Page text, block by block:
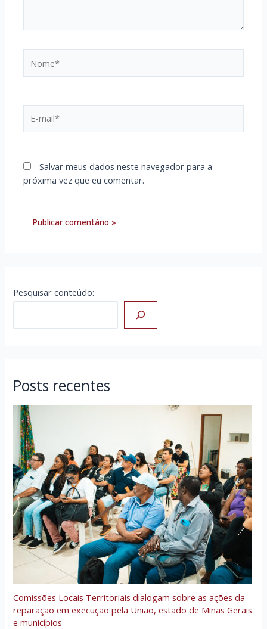
mail*
Salvar meus dados neste navegador para a
próxima vez que eu comentar.
Pesquisar conteúdo:
Posts recentes
Comissões Locais Territoriais dialogam sobre as ações da
reparação em execução pela União, estado de Minas Gerais
e municípios